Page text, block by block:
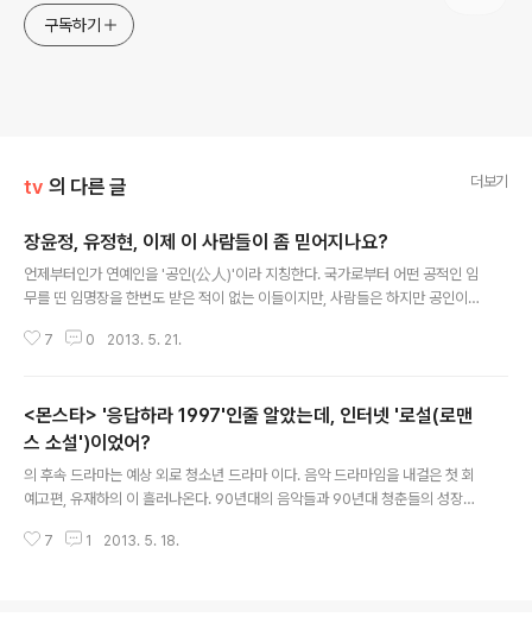
구독하기
tv 의 다른 글 더보기
장윤정, 유정현, 이제 이 사람들이 좀 믿어지나요?
언제부터인가 연예인을 '공인(公人)'이라 지칭한다. 국가로부터 어떤 공적인 임
무를 띤 임명장을 한번도 받은 적이 없는 이들이지만, 사람들은 하지만 공인이
누구보다도 그들을 사적으로 소비한다. 사람들이 두어서넛만 모이면 처음엔 서
떻드라'라며 연예인들의 카더라 통신으로 넘어가기가 십삽이다. 그리고 그 카더
라 통신은 청와대 대변인 만큼이나 확신에 차고 공식적인 듯 전달된다. 20일 밤
sbs 의 장윤정과 tvn의 의 유정현은 공교롭게도 그 카더라 통신으로 인해 오랜
마음 고생..
7 0 2013. 5. 21.
<몬스타> '응답하라 1997'인줄 알았는데, 인터넷 '로설(로맨
스 소설')이었어?
의 후속 드라마는 예상 외로 청소년 드라마 이다. 음악 드라마임을 내걸은 첫 회
예고편, 유재하의 이 흘러나온다. 90년대의 음악들과 90년대 청춘들의 성장사
악의 힘을 빌어 또 한편의 청춘의 감성을 전해줄 드라마가 탄생될까? 기대를 해
7 1 2013. 5. 18.